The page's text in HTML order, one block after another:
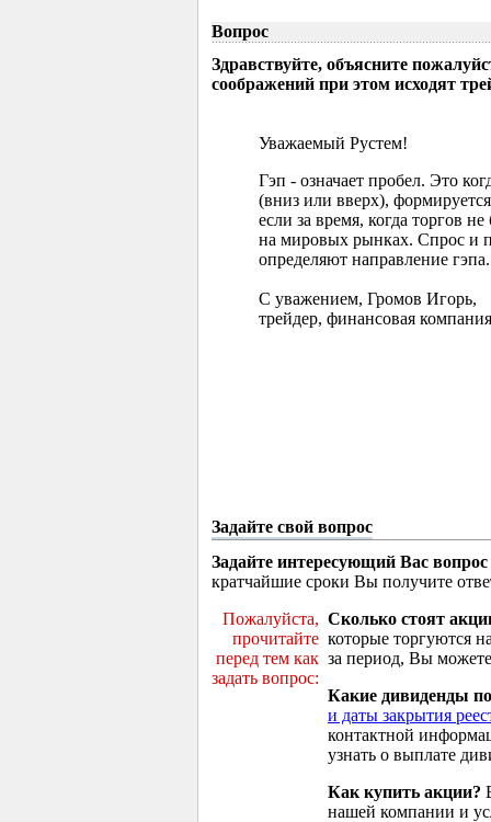
Вопрос
Здравствуйте, объясните
соображений при этом исходят
Уважаемый Рустем!
Гэп - означает пробел. Это
(вниз или вверх),
если за время, когда торгов
на мировых рынках. Спрос и
определяют направление гэпа.
С уважением, Громов Игорь,
трейдер, финансовая
Задайте свой вопрос
Задайте интересующий Вас вопрос
кратчайшие сроки Вы получите
Пожалуйста,
прочитайте
перед тем как
задать вопрос:
Сколько стоят
которые торгуются
за период, Вы
Какие дивиденды
и даты закрытия
контактной
узнать о выплате
Как купить акции?
нашей компании и